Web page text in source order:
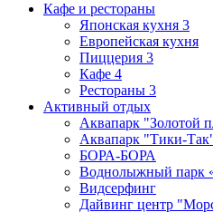
Кафе и рестораны
Японская кухня 3
Европейская кухня
Пиццерия 3
Кафе 4
Рестораны 3
Активный отдых
Аквапарк "Золотой
Аквапарк "Тики-
БОРА-БОРА
Воднолыжный парк
Видсерфинг
Дайвинг центр